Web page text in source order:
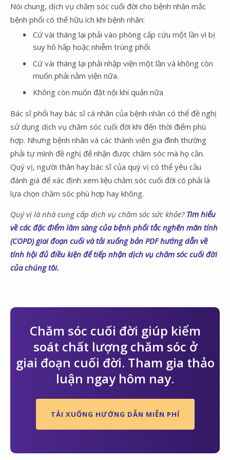
Nói chung, dịch vụ chăm sóc cuối đời cho bệnh nhân mắc
bệnh phổi có thể hữu ích khi bệnh nhân:
Cứ vài tháng lại phải vào phòng cấp cứu một lần vì bị
suy hô hấp hoặc nhiễm trùng phổi
Cứ vài tháng lại phải nhập viện một lần và không còn
muốn phải nằm viện nữa.
Không còn muốn đặt nội khí quản nữa
Bác sĩ phổi hay bác sĩ cá nhân của bệnh nhân có thể đề nghị
sử dụng dịch vụ chăm sóc cuối đời khi đến thời điểm phù
hợp. Nhưng bệnh nhân và các thành viên gia đình thường
phải tự mình đề nghị để nhận được chăm sóc mà họ cần.
Quý vị, người thân hay bác sĩ của quý vị có thể yêu cầu
đánh giá để xác định xem liệu chăm sóc cuối đời có phải là
lựa chọn chăm sóc phù hợp hay không.
Quý vị là nhà cung cấp dịch vụ chăm sóc sức khỏe? Tìm hiểu
về các đặc điểm lâm sàng của bệnh phổi tắc nghẽn mãn tính
(COPD) giai đoạn cuối và tải xuống bản PDF hướng dẫn về
tính hội đủ điều kiện để tiếp nhận dịch vụ chăm sóc cuối đời
của chúng tôi.
Chăm sóc cuối đời giúp kiểm
soát chất lượng chăm sóc ở
giai đoạn cuối đời. Tham gia thảo
luận ngay hôm nay.
TẢI XUỐNG HƯỚNG DẪN MIỄN PHÍ